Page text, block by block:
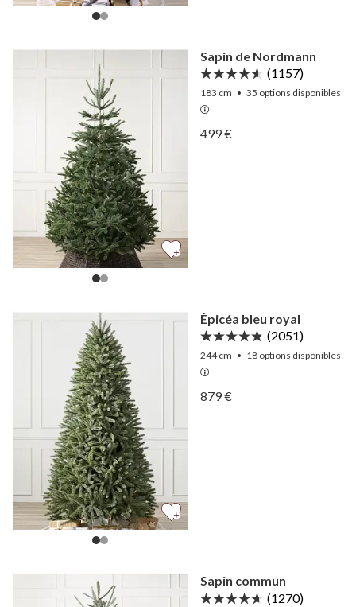
Sapin de Nordmann
(1157)
183 cm • 35 options disponibles
Afficher Sapin de
Afficher Sapin de
499 €
Épicéa bleu royal
(2051)
244 cm • 18 options disponibles
Afficher Épicéa bleu royal
Afficher Épicéa bleu royal
879 €
Sapin commun
(1270)